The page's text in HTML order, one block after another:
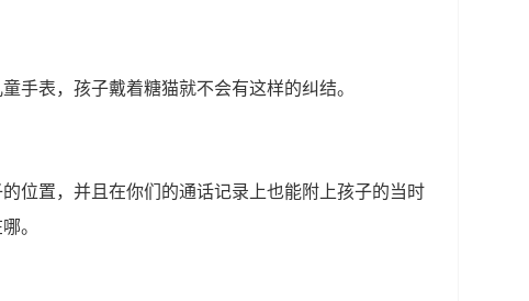
手表，孩子戴着糖猫就不会有这样的纠结。
位置，并且在你们的通话记录上也能附上孩子的当时
。